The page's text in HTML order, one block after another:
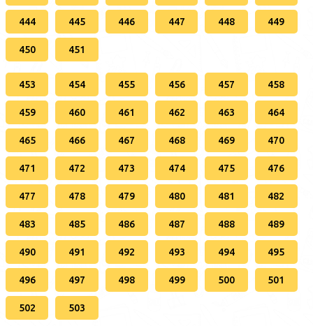
444 445 446 447 448 449
450 451
453 454 455 456 457 458
459 460 461 462 463 464
465 466 467 468 469 470
471 472 473 474 475 476
477 478 479 480 481 482
483 485 486 487 488 489
490 491 492 493 494 495
496 497 498 499 500 501
502 503